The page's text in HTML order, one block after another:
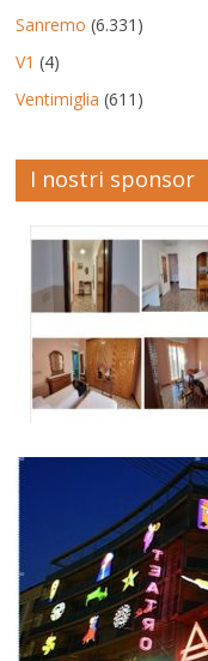
Sanremo (6.331)
V1 (4)
Ventimiglia (611)
I nostri sponsor